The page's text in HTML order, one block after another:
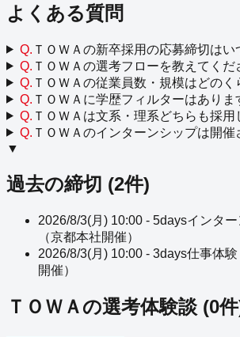
よくある質問
Q. ＴＯＷＡの新卒採用の応募締切はい
Q. ＴＯＷＡの選考フローを教えてくだ
Q. ＴＯＷＡの従業員数・規模はどのく
Q. ＴＯＷＡに学歴フィルターはありま
Q. ＴＯＷＡは文系・理系どちらも採用
Q. ＴＯＷＡのインターンシップは開催
▼
過去の締切 (2件)
2026/8/3(月) 10:00 - 5daysインタ
（京都本社開催）
2026/8/3(月) 10:00 - 3days仕事体
開催）
ＴＯＷＡの選考体験談 (0